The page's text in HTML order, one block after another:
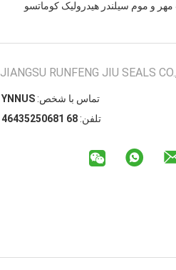
و موم سیلندر هیدرولیک کوماتسو
JIANGSU RUNFENG JIU SEALS
تماس با شخص: SUNNY
تلفن: 86 18605253464